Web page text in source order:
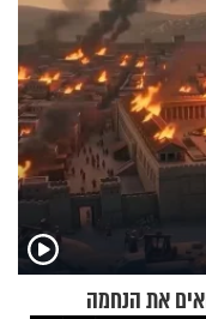
את הנחמה